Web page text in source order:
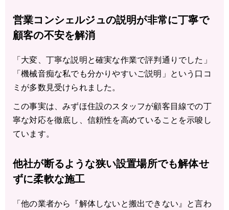
営業コンシェルジュの説明が非常に丁寧で
顧客の不安を解消
「大変、丁寧な説明と確実な作業で評判通りでした」
「機械音痴な私でも分かりやすいご説明」という口コ
ミが多数見受けられました。
この事実は、みずほ住設のスタッフが顧客目線での丁
寧な対応を徹底し、信頼性を高めていることを示唆し
ています。
他社が断るような狭い設置場所でも解体せ
ずに柔軟な施工
「他の業者から『解体しないと搬出できない』と言わ